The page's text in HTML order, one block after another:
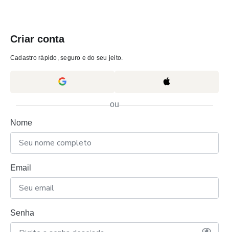
Criar conta
Cadastro rápido, seguro e do seu jeito.
ou
Nome
Email
Senha